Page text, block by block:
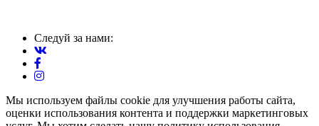
Следуй за нами:
Мы используем файлы cookie для улучшения работы сайта,
оценки использования контента и поддержки маркетинговых